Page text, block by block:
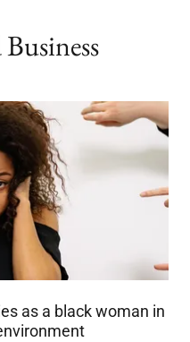
as a black woman in